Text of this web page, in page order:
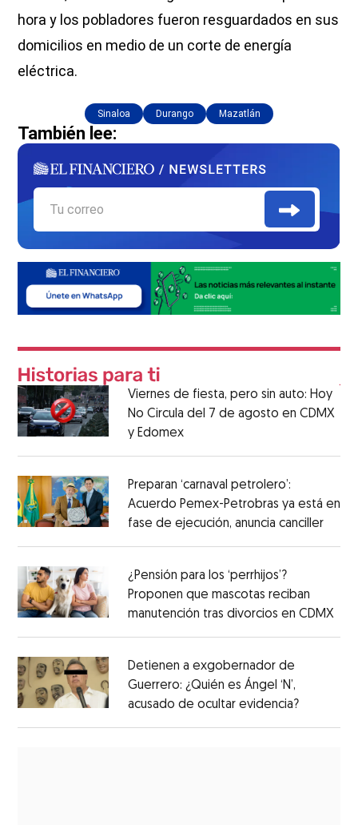
hora y los pobladores fueron resguardados en sus
domicilios en medio de un corte de energía
eléctrica.
Sinaloa Durango Mazatlán
También lee:
Viernes de fiesta, pero sin auto: Hoy
No Circula del 7 de agosto en CDMX
y Edomex
Preparan ‘carnaval petrolero’:
Acuerdo Pemex-Petrobras ya está en
fase de ejecución, anuncia canciller
¿Pensión para los ‘perrhijos’?
Proponen que mascotas reciban
manutención tras divorcios en CDMX
Detienen a exgobernador de
Guerrero: ¿Quién es Ángel ‘N’,
acusado de ocultar evidencia?